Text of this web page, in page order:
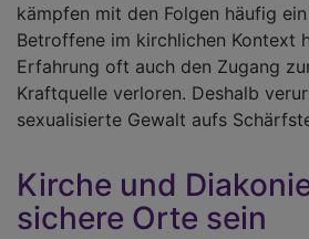
kämpfen mit den Folgen häufig
Betroffene im kirchlichen Kontext
Erfahrung oft auch den Zugang
Kraftquelle verloren. Deshalb
sexualisierte Gewalt aufs
Kirche und
sichere Orte sein